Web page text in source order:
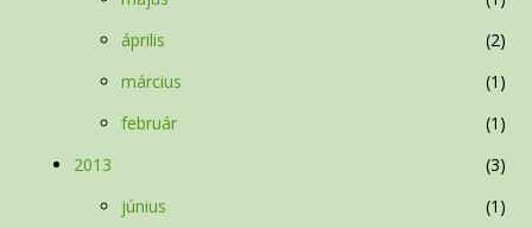
április
2
március
1
február
1
2013
3
június
1